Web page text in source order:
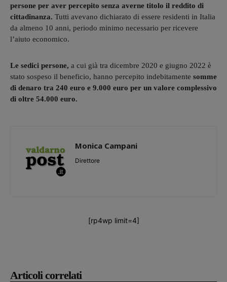
Articoli correlati
persone per aver percepito senza averne titolo il reddito di
cittadinanza. Tutti avevano dichiarato di essere residenti in Italia
da almeno 10 anni, periodo minimo necessario per ricevere
l’aiuto economico.
Le sedici persone, a cui già tra dicembre 2020 e giugno 2022 è
stato sospeso il beneficio, hanno percepito indebitamente somme
di denaro tra 240 euro e 9.000 euro per un valore complessivo
di oltre 54.000 euro.
Monica Campani
Direttore
[rp4wp limit=4]